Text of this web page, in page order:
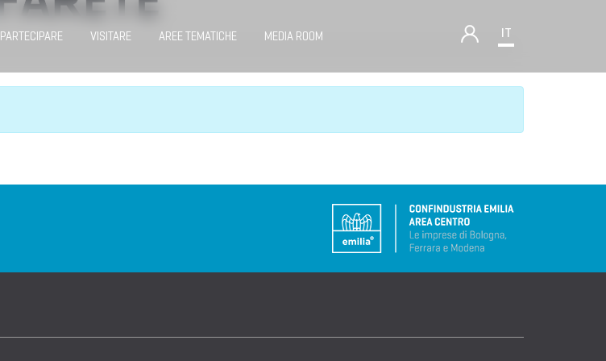
PARTECIPARE VISITARE AREE TEMATICHE MEDIA ROOM IT